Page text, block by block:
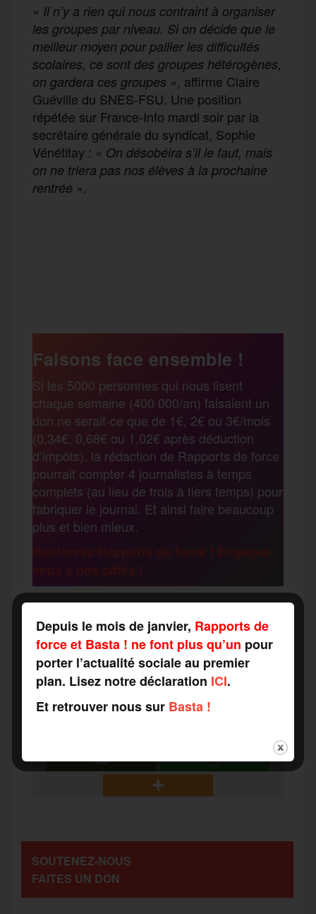
« Il n’y a rien qui nous contraint à organiser
les groupes par niveau. Si on décide que le
meilleur moyen pour pallier les difficultés
scolaires, ce sont des groupes hétérogènes,
on gardera ces groupes », affirme Claire
Guéville du SNES-FSU. Une position
répétée sur France-Info mardi soir par la
secrétaire générale du syndicat, Sophie
Vénétitay : « On désobéira s’il le faut, mais
on ne triera pas nos élèves à la prochaine
rentrée ».
b
o
o
k
t
e
r
l
s
a
g
e
m
r
t
a
g
e
Faisons face ensemble !
Si les 5000 personnes qui nous lisent
chaque semaine (400 000/an) faisaient un
don ne serait-ce que de 1€, 2€ ou 3€/mois
(0,34€, 0,68€ ou 1,02€ après déduction
d’impôts), la rédaction de Rapports de force
pourrait compter 4 journalistes à temps
complets (au lieu de trois à tiers temps) pour
fabriquer le journal. Et ainsi faire beaucoup
plus et bien mieux.
Renforcez Rapports de force ! Engagez-
vous à nos côtés !
F
a
o
w
r
E
m
a
e
P
a
a
g
SOUTENEZ-NOUS
FAITES UN DON
Depuis le mois de janvier, Rapports de
force et Basta ! ne font plus qu’un pour
porter l’actualité sociale au premier
plan. Lisez notre déclaration ICI.
Et retrouver nous sur Basta !